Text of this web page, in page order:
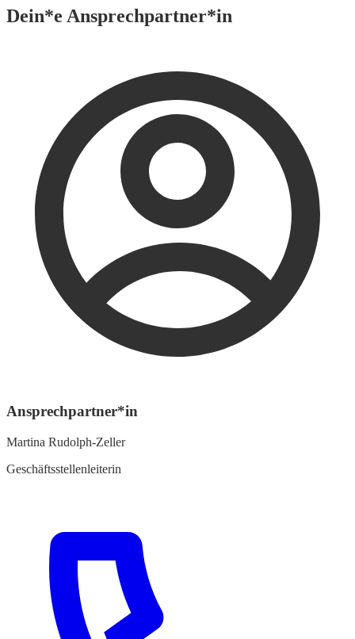
Dein*e Ansprechpartner*in
Ansprechpartner*in
Martina Rudolph-Zeller
Geschäftsstellenleiterin